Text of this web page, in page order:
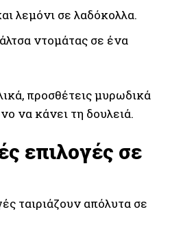
λεμόνι σε λαδόκολλα.
ντομάτας σε ένα
προσθέτεις μυρωδικά
να κάνει τη δουλειά.
επιλογές σε
ταιριάζουν απόλυτα σε